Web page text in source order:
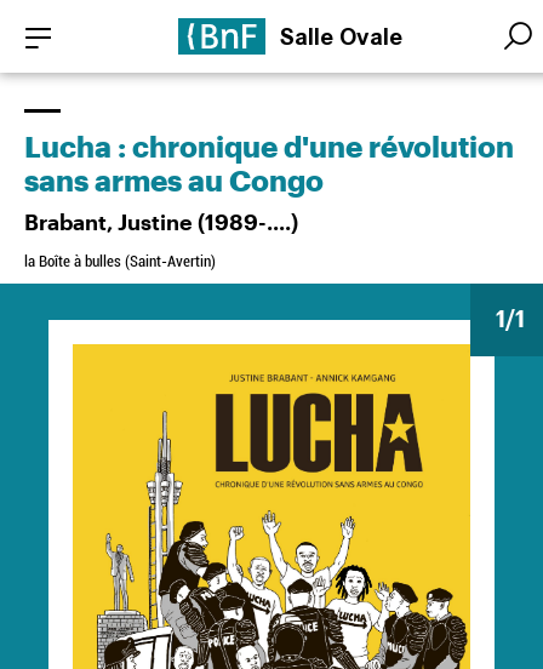
contenu
principal
Salle Ovale
1/1
Lucha : chronique d'une révolution
sans armes au Congo
Brabant, Justine (1989-....)
la Boîte à bulles (Saint-Avertin)
Panneau de gestion des cookies